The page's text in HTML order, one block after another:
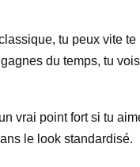
tu peux vite
du temps, tu
vrai point fort si tu
le look standardisé.